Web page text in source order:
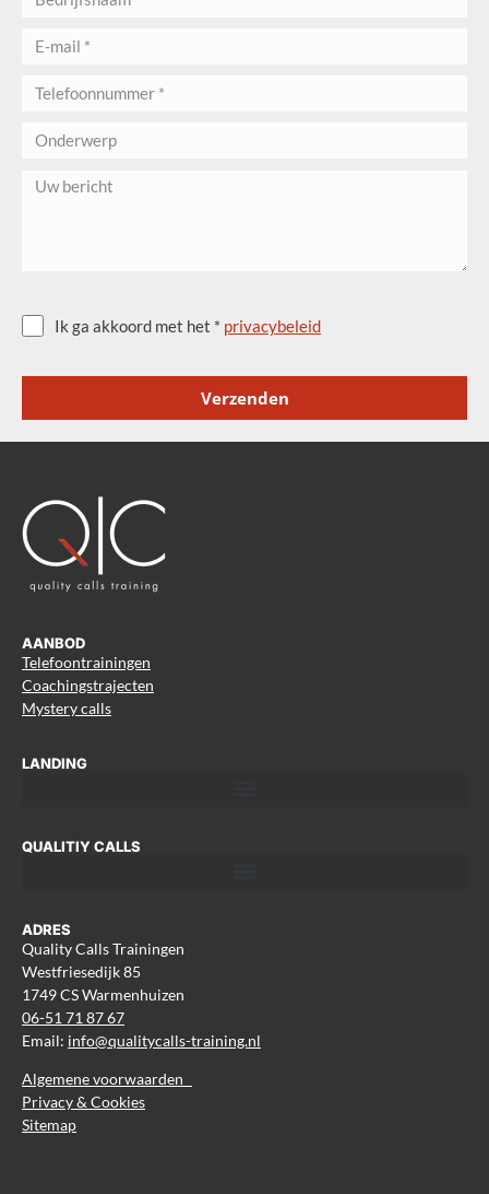
Ik ga akkoord met het * privacybeleid
Verzenden
AANBOD
Telefoontrainingen
Coachingstrajecten
Mystery calls
LANDING
QUALITIY CALLS
ADRES
Quality Calls Trainingen
Westfriesedijk 85
1749 CS Warmenhuizen
06-51 71 87 67
Email: info@qualitycalls-training.nl
Algemene voorwaarden
Privacy & Cookies
Sitemap